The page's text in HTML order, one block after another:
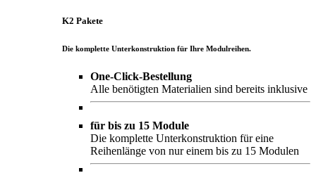
K2 Pakete
Die komplette Unterkonstruktion für Ihre Modulreihen.
One-Click-Bestellung
Alle benötigten Materialien sind bereits inklusive
für bis zu 15 Module
Die komplette Unterkonstruktion für eine
Reihenlänge von nur einem bis zu 15 Modulen